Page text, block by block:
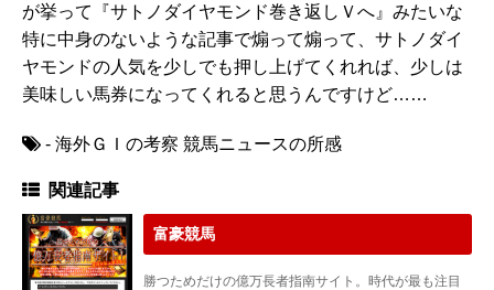
が挙って『サトノダイヤモンド巻き返しＶへ』みたいな
特に中身のないような記事で煽って煽って、サトノダイ
ヤモンドの人気を少しでも押し上げてくれれば、少しは
美味しい馬券になってくれると思うんですけど……
- 海外ＧＩの考察 競馬ニュースの所感
関連記事
富豪競馬
勝つためだけの億万長者指南サイト。時代が最も注目